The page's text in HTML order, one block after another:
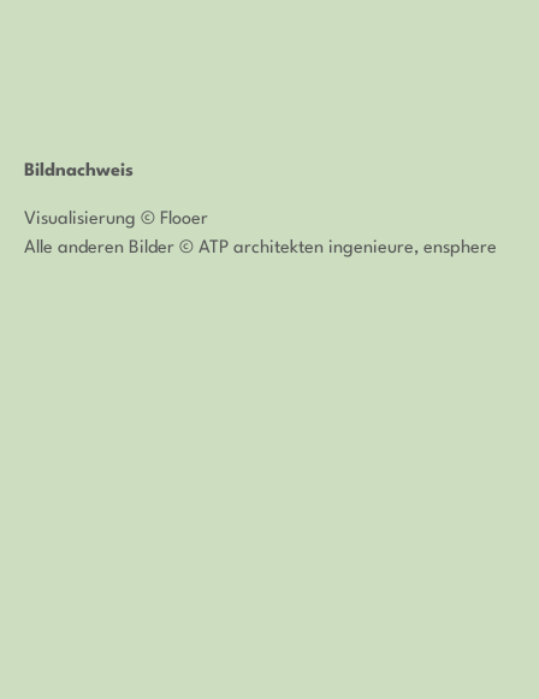
Bildnachweis
Visualisierung © Flooer
Alle anderen Bilder © ATP architekten ingenieure, ensphere